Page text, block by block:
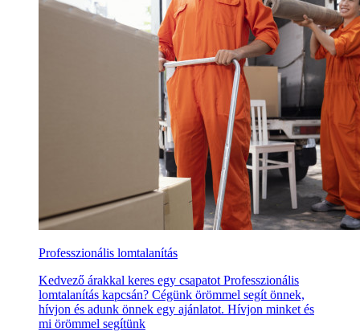
Professzionális lomtalanítás
Kedvező árakkal keres egy csapatot Professzionális
lomtalanítás kapcsán? Cégünk örömmel segít önnek,
hívjon és adunk önnek egy ajánlatot. Hívjon minket és
mi örömmel segítünk